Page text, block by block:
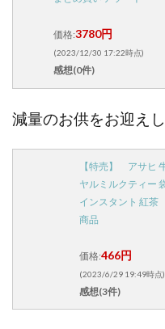
価格:3780円
(2023/12/30 17:22時点)
感想(0件)
減量のお供をお迎え
【特売】 アサヒ
ヤルミルクティー
インスタント 紅
商品
価格:466円
(2023/6/29 19:49時点)
感想(3件)